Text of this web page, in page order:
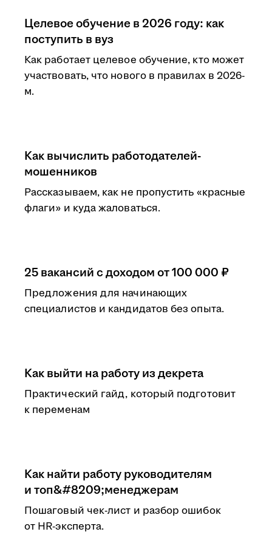
Целевое обучение в 2026 году: как
поступить в вуз
Как работает целевое обучение, кто может
участвовать, что нового в правилах в 2026-
м.
Как вычислить работодателей-
мошенников
Рассказываем, как не пропустить «красные
флаги» и куда жаловаться.
25 вакансий с доходом от 100 000 ₽
Предложения для начинающих
специалистов и кандидатов без опыта.
Как выйти на работу из декрета
Практический гайд, который подготовит
к переменам
Как найти работу руководителям
и топ&#8209;менеджерам
Пошаговый чек-лист и разбор ошибок
от HR-эксперта.